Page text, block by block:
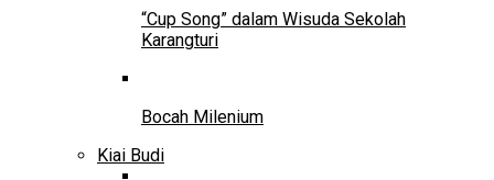
“Cup Song” dalam Wisuda Sekolah
Karangturi
Bocah Milenium
Kiai Budi